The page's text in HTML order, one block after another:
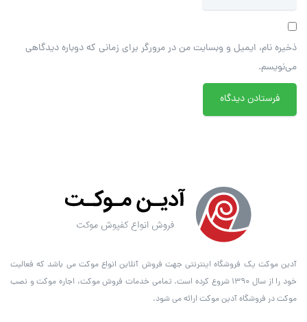
ذخیره نام، ایمیل و وبسایت من در مرورگر برای زمانی که دوباره دیدگاهی
می‌نویسم.
آدین موکت یک فروشگاه اینترنتی جهت فروش آنلاین انواع موکت می باشد که فعالیت
خود را از سال ۱۳۹۰ شروع کرده است. تمامی خدمات فروش موکت، اجاره موکت و نصب
موکت در فروشگاه آدین موکت ارائه می شود.